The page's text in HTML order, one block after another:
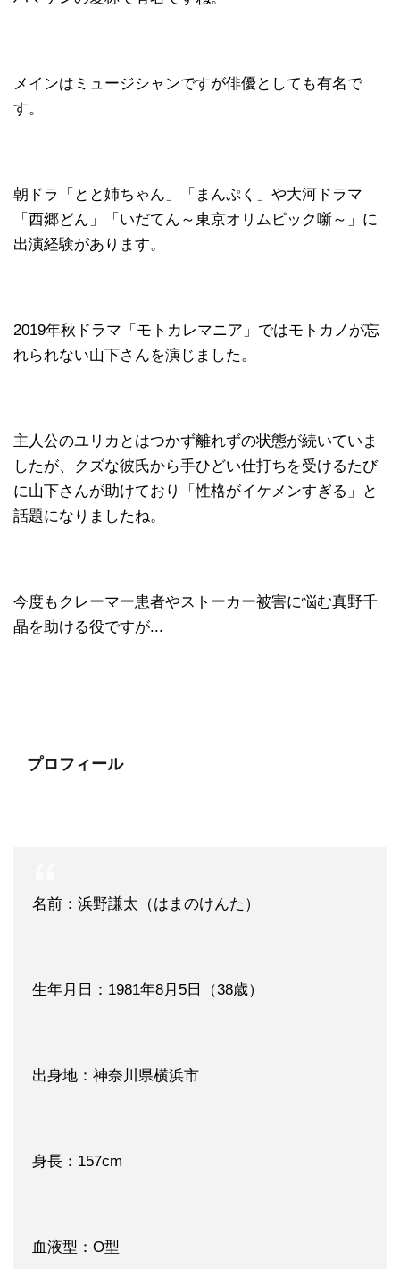
メインはミュージシャンですが俳優としても有名で
す。
朝ドラ「とと姉ちゃん」「まんぷく」や大河ドラマ
「西郷どん」「いだてん～東京オリムピック噺～」に
出演経験があります。
2019年秋ドラマ「モトカレマニア」ではモトカノが忘
れられない山下さんを演じました。
主人公のユリカとはつかず離れずの状態が続いていま
したが、クズな彼氏から手ひどい仕打ちを受けるたび
に山下さんが助けており「性格がイケメンすぎる」と
話題になりましたね。
今度もクレーマー患者やストーカー被害に悩む真野千
晶を助ける役ですが...
プロフィール
名前：浜野謙太（はまのけんた）
生年月日：1981年8月5日（38歳）
出身地：神奈川県横浜市
身長：157cm
血液型：O型